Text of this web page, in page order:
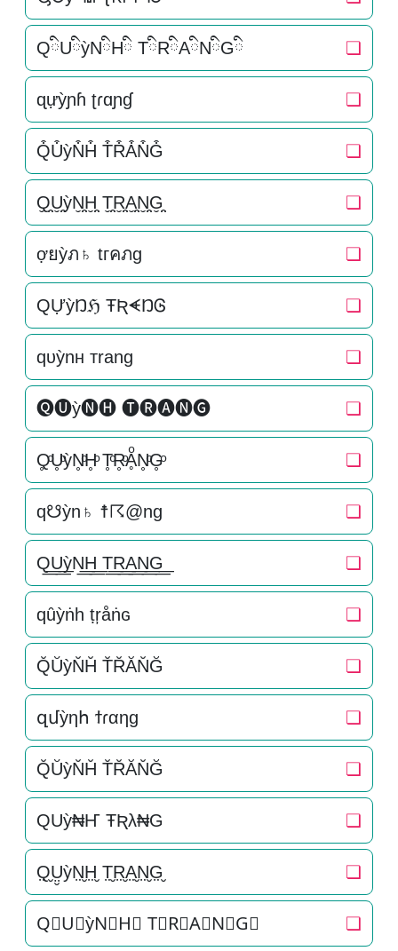
QིUིỳNིHི TིRིAིNིGི ❏
ɋựỳɲɦ ʈɾɑɲɠ ❏
Q͒U͒ỳN͒H͒ T͒R͒A͒N͒G͒ ❏
Q̬̤̯U̬̤̯ỳN̬̤̯H̬̤̯ T̬̤̯R̬̤̯A̬̤̯N̬̤̯G̬̤̯ ❏
ợยỳภ♄ tгคภg ❏
QỰỳŊℌ ŦƦᗛŊᎶ ❏
qυỳnн тrang ❏
🅠🅤ỳ🅝🅗 🅣🅡🅐🅝🅖 ❏
Q̥ͦU̥ͦỳN̥ͦH̥ͦ T̥ͦR̥ͦḀͦN̥ͦG̥ͦ ❏
q☋ỳn♄ ☨☈@ng ❏
Q͟͟U͟͟ỳN͟͟H͟͟ T͟͟R͟͟A͟͟N͟͟G͟͟ ❏
qȗỳṅһ ṭŗåṅɢ ❏
Q̆ŬỳN̆H̆ T̆R̆ĂN̆Ğ ❏
զմỳηհ ϯɾαηɡ ❏
Q̆ŬỳN̆H̆ T̆R̆ĂN̆Ğ ❏
QUỳ₦Ҥ ŦƦλ₦G ❏
Q̤̮Ṳ̮ỳN̤̮H̤̮ T̤̮R̤̮A̤̮N̤̮G̤̮ ❏
Q⃘U⃘ỳN⃘H⃘ T⃘R⃘A⃘N⃘G⃘ ❏